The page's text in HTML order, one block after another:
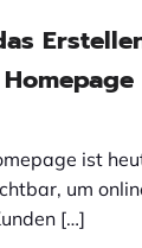
ist
um
[…]